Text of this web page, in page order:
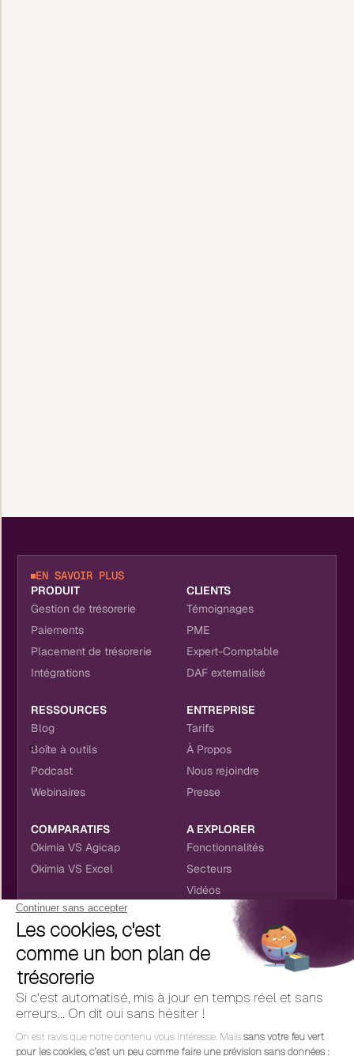
EN SAVOIR PLUS
PRODUIT
Gestion de trésorerie
Paiements
Placement de trésorerie
Intégrations
CLIENTS
Témoignages
PME
Expert-Comptable
DAF externalisé
RESSOURCES
Blog
Boîte à outils
Podcast
Webinaires
ENTREPRISE
Tarifs
À Propos
Nous rejoindre
Presse
COMPARATIFS
Okimia VS Agicap
Okimia VS Excel
A EXPLORER
Fonctionnalités
Secteurs
Vidéos
NOUS RETROUVER
CONTACT
hello@okimia.com
01 76 50 33 88
RÉSEAUX SOCIAUX
Youtube
Instagram